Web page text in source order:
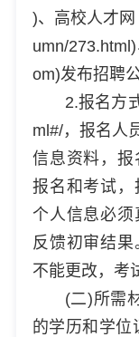
)、高校人才
umn/
om)发布招聘公
2.报名方
ml#/，报名人
信息资料，
报名和考试
个人信息必
反馈初审结
不能更改，考
(二)所需
的学历和学位